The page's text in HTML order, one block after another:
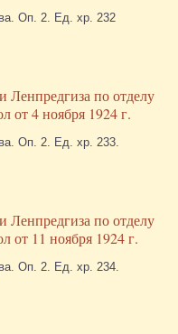
Оп. 2. Ед. хр. 232
Ленпредгиза по отделу
от 4 ноября 1924 г.
Оп. 2. Ед. хр. 233.
Ленпредгиза по отделу
от 11 ноября 1924 г.
Оп. 2. Ед. хр. 234.